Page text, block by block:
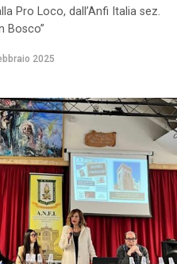
Pro Loco, dall’Anfi Italia sez.
Bosco”
2025